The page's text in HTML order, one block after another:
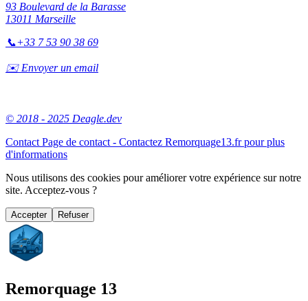
93 Boulevard de la Barasse
13011 Marseille
📞+33 7 53 90 38 69
✉️ Envoyer un email
© 2018 - 2025 Deagle.dev
Contact Page de contact - Contactez Remorquage13.fr pour plus
d'informations
Nous utilisons des cookies pour améliorer votre expérience sur notre
site. Acceptez-vous ?
Accepter Refuser
Remorquage 13